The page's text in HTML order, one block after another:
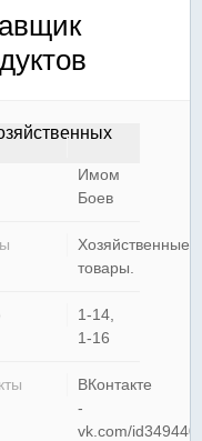
Имом
Боев
Хозяйственные
товары.
1-14,
1-16
ВКонтакте
-
vk.com/